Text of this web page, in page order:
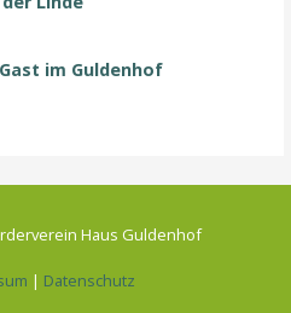
im Guldenhof
Haus Guldenhof
| Datenschutz